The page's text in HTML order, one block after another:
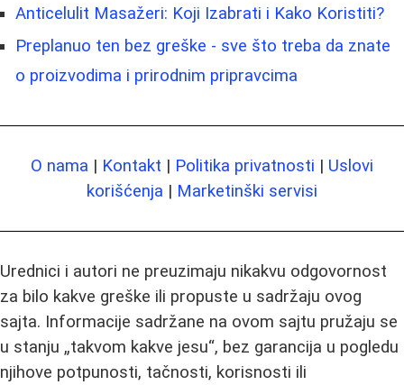
Anticelulit Masažeri: Koji Izabrati i Kako Koristiti?
Preplanuo ten bez greške - sve što treba da znate
o proizvodima i prirodnim pripravcima
O nama | Kontakt | Politika privatnosti | Uslovi
korišćenja | Marketinški servisi
Urednici i autori ne preuzimaju nikakvu odgovornost
za bilo kakve greške ili propuste u sadržaju ovog
sajta. Informacije sadržane na ovom sajtu pružaju se
u stanju „takvom kakve jesu“, bez garancija u pogledu
njihove potpunosti, tačnosti, korisnosti ili